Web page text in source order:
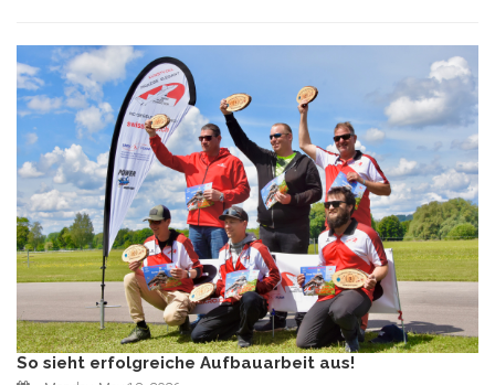
So sieht erfolgreiche Aufbauarbeit aus!